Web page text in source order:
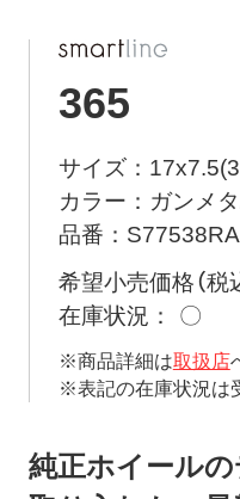
365
サイズ：
カラー：ガンメ
品番：
希望小売価格（税
在庫状況
〇
※商品詳細は取扱店
※表記の在庫状況は
純正ホイール